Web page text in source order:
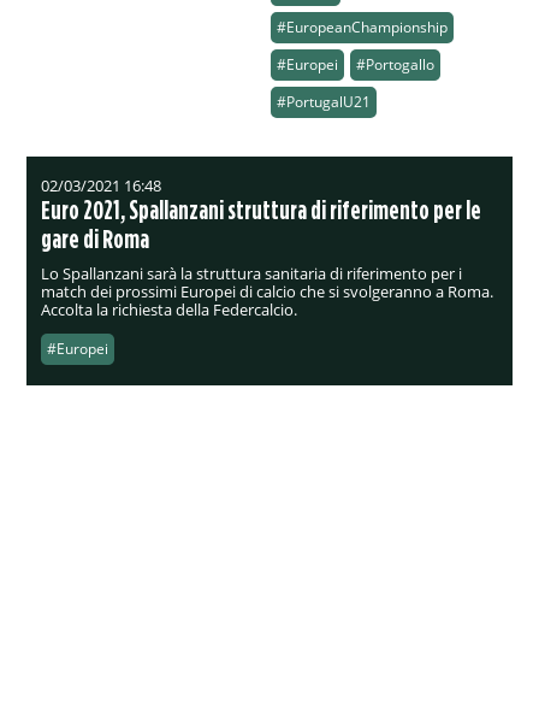
#EuropeanChampionship
#Europei
#Portogallo
#PortugalU21
02/03/2021 16:48
Euro 2021, Spallanzani struttura di riferimento per le
gare di Roma
Lo Spallanzani sarà la struttura sanitaria di riferimento per i
match dei prossimi Europei di calcio che si svolgeranno a Roma.
Accolta la richiesta della Federcalcio.
#Europei